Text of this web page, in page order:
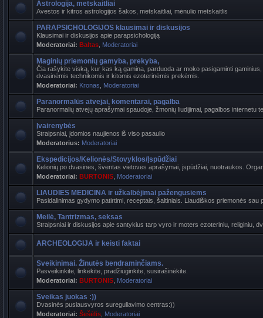
Astrologija, metskaitliai
Avestos ir kitros astrologijos šakos, metskaitliai, mėnulio metskaitlis
PARAPSICHOLOGIJOS klausimai ir diskusijos
Klausimai ir diskusijos apie parapsichologiją
Moderatoriai: Baltas Moderatoriai
Maginių priemonių gamyba, prekyba,
Čia rašykite viską, kur kas ką gamina, parduoda ar moko pasigaminti
dvasinėmis technikomis ir kitomis ezoterinėmis prekėmis.
Moderatoriai: Kronas Moderatoriai
Paranormalūs atvejai, komentarai, pagalba
Paranormalių atvejų aprašymai spaudoje, žmonių liudijimai, pagalbos internetu
Įvairenybės
Straipsniai, įdomios naujienos iš viso pasaulio
Moderatorius: Moderatoriai
Ekspedicijos/Kelionės/Stovyklos/Įspūdžiai
Kelionių po dvasines, šventas vietoves aprašymai, įspūdžiai, nuotraukos.
Moderatoriai: BURTONIS Moderatoriai
LIAUDIES MEDICINA ir užkalbėjimai pažengusiems
Pasidalinimas gydymo patirtimi, receptais, šaltiniais. Liaudiškos priemonės sau
Meilė, Tantrizmas, seksas
Straipsniai ir diskusijos apie santykius tarp vyro ir moters ezoteriniu, religiniu,
ARCHEOLOGIJA ir keisti faktai
Sveikinimai. Žinutės bendraminčiams.
Pasveikinkite, linkėkite, pradžiuginkite, susirašinėkite.
Moderatoriai: BURTONIS Moderatoriai
Sveikas juokas :))
Dvasinės pusiausvyros sureguliavimo centras:))
Moderatoriai: Šešėlis Moderatoriai